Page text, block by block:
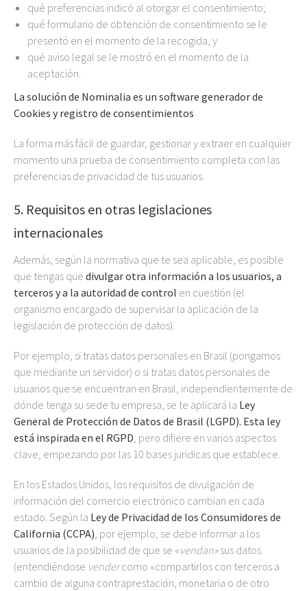
qué preferencias indicó al otorgar el consentimiento;
qué formulario de obtención de consentimiento se le
presentó en el momento de la recogida, y
qué aviso legal se le mostró en el momento de la
aceptación.
La solución de Nominalia es un software generador de
Cookies y registro de consentimientos
La forma más fácil de guardar, gestionar y extraer en cualquier
momento una prueba de consentimiento completa con las
preferencias de privacidad de tus usuarios.
5. Requisitos en otras legislaciones
internacionales
Además, según la normativa que te sea aplicable, es posible
que tengas que divulgar otra información a los usuarios, a
terceros y a la autoridad de control en cuestión (el
organismo encargado de supervisar la aplicación de la
legislación de protección de datos).
Por ejemplo, si tratas datos personales en Brasil (pongamos
que mediante un servidor) o si tratas datos personales de
usuarios que se encuentran en Brasil, independientemente de
dónde tenga su sede tu empresa, se te aplicará la Ley
General de Protección de Datos de Brasil (LGPD). Esta ley
está inspirada en el RGPD, pero difiere en varios aspectos
clave, empezando por las 10 bases jurídicas que establece.
En los Estados Unidos, los requisitos de divulgación de
información del comercio electrónico cambian en cada
estado. Según la Ley de Privacidad de los Consumidores de
California (CCPA), por ejemplo, se debe informar a los
usuarios de la posibilidad de que se «vendan»sus datos
(entendiéndose vendercomo «compartirlos con terceros a
cambio de alguna contraprestación, monetaria o de otro